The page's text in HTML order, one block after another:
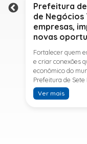
Prefeitura
de
empresas,
novas
Fortalecer quem
e criar conexões
econômico do
Prefeitura de
Municipal de
promove na
Ver mais